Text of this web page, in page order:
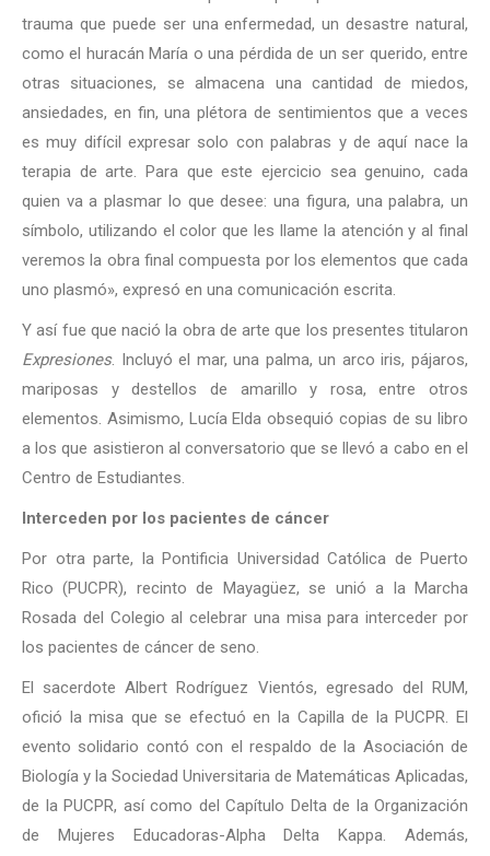
trauma que puede ser una enfermedad, un desastre natural,
como el huracán María o una pérdida de un ser querido, entre
otras situaciones, se almacena una cantidad de miedos,
ansiedades, en fin, una plétora de sentimientos que a veces
es muy difícil expresar solo con palabras y de aquí nace la
terapia de arte. Para que este ejercicio sea genuino, cada
quien va a plasmar lo que desee: una figura, una palabra, un
símbolo, utilizando el color que les llame la atención y al final
veremos la obra final compuesta por los elementos que cada
uno plasmó», expresó en una comunicación escrita.
Y así fue que nació la obra de arte que los presentes titularon
Expresiones. Incluyó el mar, una palma, un arco iris, pájaros,
mariposas y destellos de amarillo y rosa, entre otros
elementos. Asimismo, Lucía Elda obsequió copias de su libro
a los que asistieron al conversatorio que se llevó a cabo en el
Centro de Estudiantes.
Interceden por los pacientes de cáncer
Por otra parte, la Pontificia Universidad Católica de Puerto
Rico (PUCPR), recinto de Mayagüez, se unió a la Marcha
Rosada del Colegio al celebrar una misa para interceder por
los pacientes de cáncer de seno.
El sacerdote Albert Rodríguez Vientós, egresado del RUM,
ofició la misa que se efectuó en la Capilla de la PUCPR. El
evento solidario contó con el respaldo de la Asociación de
Biología y la Sociedad Universitaria de Matemáticas Aplicadas,
de la PUCPR, así como del Capítulo Delta de la Organización
de Mujeres Educadoras-Alpha Delta Kappa. Además,